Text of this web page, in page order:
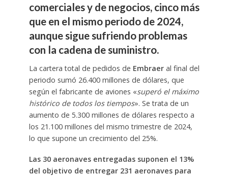
comerciales y de negocios, cinco más
que en el mismo periodo de 2024,
aunque sigue sufriendo problemas
con la cadena de suministro.
La cartera total de pedidos de Embraeral final del
periodo sumó 26.400 millones de dólares, que
según el fabricante de aviones «superó el máximo
histórico de todos los tiempos». Se trata de un
aumento de 5.300 millones de dólares respecto a
los 21.100 millones del mismo trimestre de 2024,
lo que supone un crecimiento del 25%.
Las 30 aeronaves entregadas suponen el 13%
del objetivo de entregar 231 aeronaves para